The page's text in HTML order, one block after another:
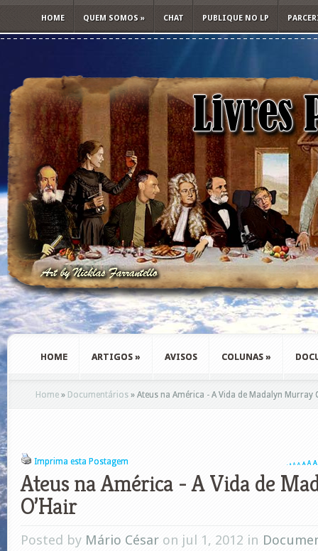
HOME QUEM SOMOS » CHAT PUBLIQUE NO LP
HOME ARTIGOS » AVISOS COLUNAS »
Home » Documentários » Ateus na América - A Vida de Madalyn Murray
Imprima esta Postagem A A A A A A A
Ateus na América - A Vida de
O’Hair
Posted by Mário César on jul 1, 2012 in